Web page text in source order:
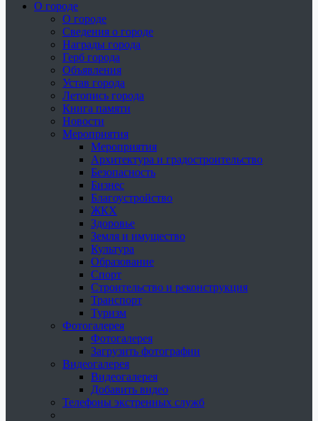
О городе
О городе
Сведения о городе
Награды города
Герб города
Объявления
Устав города
Летопись города
Книга памяти
Новости
Мероприятия
Мероприятия
Архитектура и градостроительство
Безопасность
Бизнес
Благоустройство
ЖКХ
Здоровье
Земля и имущество
Культура
Образование
Спорт
Строительство и реконструкция
Транспорт
Туризм
Фотогалерея
Фотогалерея
Загрузить фотографии
Видеогалерея
Видеогалерея
Добавить видео
Телефоны экстренных служб